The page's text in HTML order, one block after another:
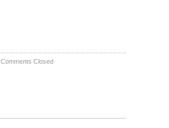
Comments Closed